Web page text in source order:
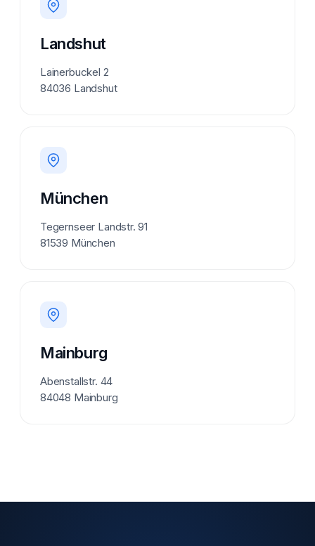
Landshut
Lainerbuckel 2
84036 Landshut
München
Tegernseer Landstr. 91
81539 München
Mainburg
Abenstallstr. 44
84048 Mainburg